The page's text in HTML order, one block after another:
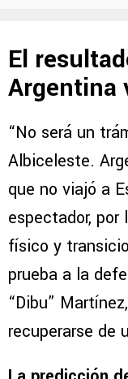
El
Argentina
“No será un
Albiceleste.
que no viajó a
espectador, por
físico y
prueba a la
“Dibu”
recuperarse de